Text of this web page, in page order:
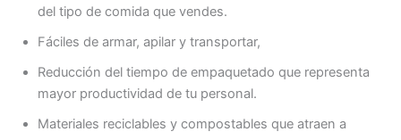
del tipo de comida que vendes.
Fáciles de armar, apilar y transportar,
Reducción del tiempo de empaquetado que representa
mayor productividad de tu personal.
Materiales reciclables y compostables que atraen a